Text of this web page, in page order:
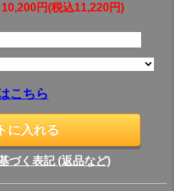
10,200円(税込11,220円)
こちら
づく表記 (返品など)